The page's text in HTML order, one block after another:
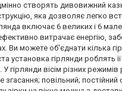
створять
яка дозволяє легко
включає 6 великих і 6
витрачає енергію,
Ви можете об'єднати
установка гірлянди
вісім різних
повільний; постійний